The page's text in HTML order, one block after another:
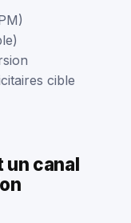
cible
un canal